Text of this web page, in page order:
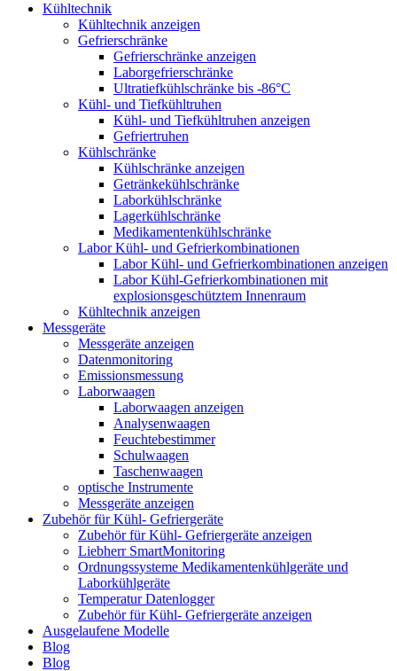
Kühltechnik
Kühltechnik anzeigen
Gefrierschränke
Gefrierschränke anzeigen
Laborgefrierschränke
Ultratiefkühlschränke bis -86°C
Kühl- und Tiefkühltruhen
Kühl- und Tiefkühltruhen anzeigen
Gefriertruhen
Kühlschränke
Kühlschränke anzeigen
Getränkekühlschränke
Laborkühlschränke
Lagerkühlschränke
Medikamentenkühlschränke
Labor Kühl- und Gefrierkombinationen
Labor Kühl- und Gefrierkombinationen anzeigen
Labor Kühl-Gefrierkombinationen mit
explosionsgeschütztem Innenraum
Kühltechnik anzeigen
Messgeräte
Messgeräte anzeigen
Datenmonitoring
Emissionsmessung
Laborwaagen
Laborwaagen anzeigen
Analysenwaagen
Feuchtebestimmer
Schulwaagen
Taschenwaagen
optische Instrumente
Messgeräte anzeigen
Zubehör für Kühl- Gefriergeräte
Zubehör für Kühl- Gefriergeräte anzeigen
Liebherr SmartMonitoring
Ordnungssysteme Medikamentenkühlgeräte und
Laborkühlgeräte
Temperatur Datenlogger
Zubehör für Kühl- Gefriergeräte anzeigen
Ausgelaufene Modelle
Blog
Blog